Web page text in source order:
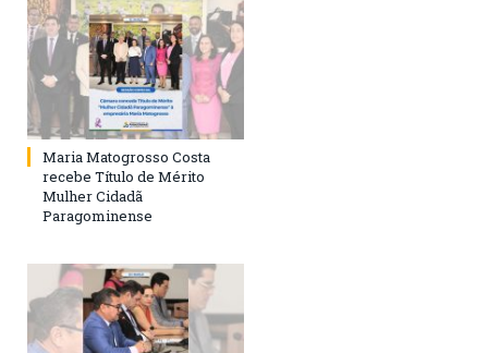
Maria Matogrosso Costa
recebe Título de Mérito
Mulher Cidadã
Paragominense